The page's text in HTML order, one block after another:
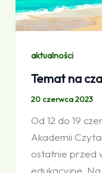
aktualności
Temat na
20 czerwca 2023
Od 12 do 19
Akademii
ostatnie przed
edukacyjne. Na